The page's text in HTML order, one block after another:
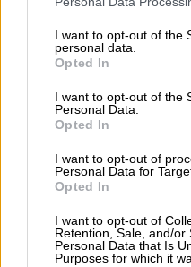
not limited to your visit or
grant or deny consent to
use your data for below
consent section.
I want to opt-out of the
personal data.
Opted In
I want to opt-out of the
Personal Data.
Opted In
I want to opt-out of
Personal Data for
Opted In
I want to opt-out of
Retention, Sale, and/or
Personal Data that Is
Purposes for which it
Το παιχνίδι ήταν
ημίχρονο με τη
αλλά να μην μπορεί
τον Ζόμερ. Είναι
λεπτά, η Σελεσάο
ευκαιρία για να
αμαρκάριστος δεν
με αποτέλεσμα να
Ζόμερ.